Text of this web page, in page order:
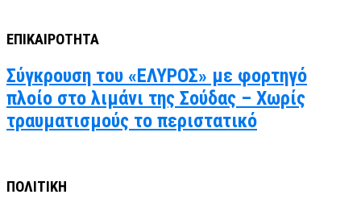
ΕΠΙΚΑΙΡΟΤΗΤΑ
Σύγκρουση του «ΕΛΥΡΟΣ» με φορτηγό
πλοίο στο λιμάνι της Σούδας – Χωρίς
τραυματισμούς το περιστατικό
ΠΟΛΙΤΙΚΗ